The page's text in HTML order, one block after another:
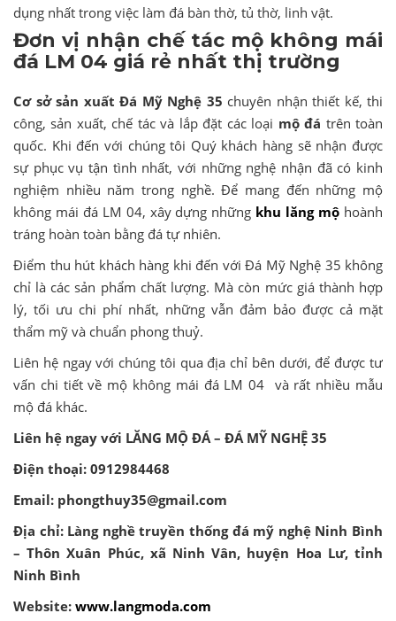
dụng nhất trong việc làm đá bàn thờ, tủ thờ, linh vật.
Đơn vị nhận chế tác mộ không mái
đá LM 04 giá rẻ nhất thị trường
Cơ sở sản xuất Đá Mỹ Nghệ 35 chuyên nhận thiết kế, thi
công, sản xuất, chế tác và lắp đặt các loại mộ đá trên toàn
quốc. Khi đến với chúng tôi Quý khách hàng sẽ nhận được
sự phục vụ tận tình nhất, với những nghệ nhận đã có kinh
nghiệm nhiều năm trong nghề. Để mang đến những mộ
không mái đá LM 04, xây dựng những khu lăng mộ hoành
tráng hoàn toàn bằng đá tự nhiên.
Điểm thu hút khách hàng khi đến với Đá Mỹ Nghệ 35 không
chỉ là các sản phẩm chất lượng. Mà còn mức giá thành hợp
lý, tối ưu chi phí nhất, những vẫn đảm bảo được cả mặt
thẩm mỹ và chuẩn phong thuỷ.
Liên hệ ngay với chúng tôi qua địa chỉ bên dưới, để được tư
vấn chi tiết về mộ không mái đá LM 04 và rất nhiều mẫu
mộ đá khác.
Liên hệ ngay với LĂNG MỘ ĐÁ – ĐÁ MỸ NGHỆ 35
Điện thoại: 0912984468
Email: phongthuy35@gmail.com
Địa chỉ: Làng nghề truyền thống đá mỹ nghệ Ninh Bình
– Thôn Xuân Phúc, xã Ninh Vân, huyện Hoa Lư, tỉnh
Ninh Bình
Website: www.langmoda.com